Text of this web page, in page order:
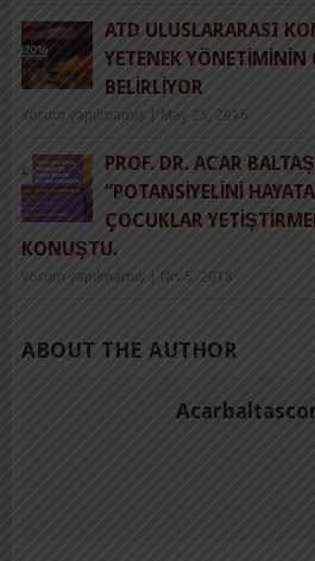
ATD ULUSLARARASI
YETENEK YÖNETIMININ
BELIRLIYOR
Yorum yapılmamış May 25, 2016
PROF. DR. ACAR
“POTANSIYELINI
ÇOCUKLAR
KONUŞTU.
Yorum yapılmamış Nis 5, 2018
ABOUT THE AUTHOR